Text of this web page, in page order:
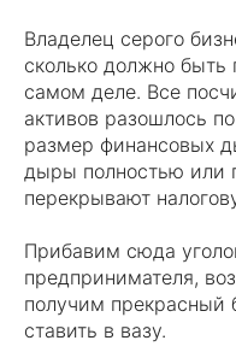
Владелец серого
сколько должно быть
самом деле. Все
активов разошлось
размер финансовых
дыры полностью или
перекрывают
Прибавим сюда
предпринимателя,
получим прекрасный
ставить в вазу.